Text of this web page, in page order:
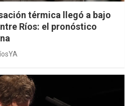
térmica llegó a bajo
Ríos: el pronóstico